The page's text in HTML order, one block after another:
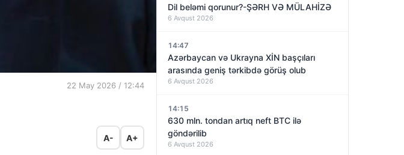
22 May 2026 / 12:44
A- A+
Dil beləmi qorunur?-ŞƏRH VƏ MÜLAHİZƏ
6 Avqust 2026
14:47
Azərbaycan və Ukrayna XİN başçıları
arasında geniş tərkibdə görüş olub
6 Avqust 2026
14:15
630 mln. tondan artıq neft BTC ilə
göndərilib
6 Avqust 2026